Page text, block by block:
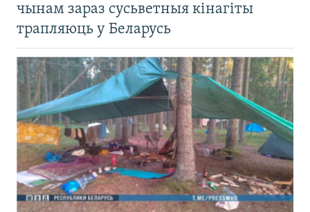
чынам зараз сусьветныя кінагіты
трапляюць у Беларусь